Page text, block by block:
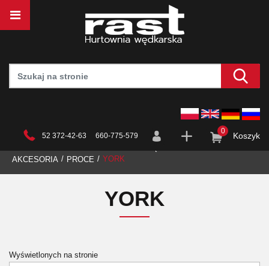
52 372-42-63 660-775-579
0 Koszyk
AKCESORIA
PROCE YORK
YORK
Wyświetlonych na stronie